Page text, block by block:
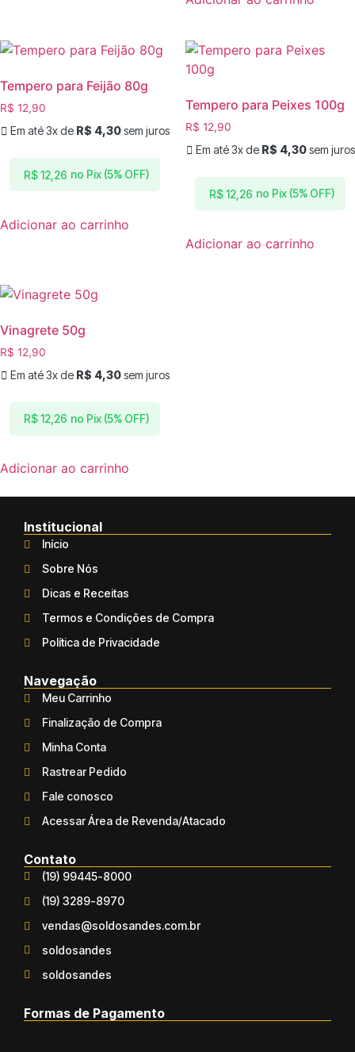
Tempero para Feijão 80g
R$ 12,90
R$12,26 no Pix (5% OFF)
Em até 3x de R$ 4,30sem juros
Adicionar ao carrinho
Tempero para Peixes 100g
R$ 12,90
R$12,26 no Pix (5% OFF)
Em até 3x de R$ 4,30sem juros
Adicionar ao carrinho
Vinagrete 50g
R$ 12,90
R$12,26 no Pix (5% OFF)
Em até 3x de R$ 4,30sem juros
Adicionar ao carrinho
Institucional
Início
Sobre Nós
Dicas e Receitas
Termos e Condições de Compra
Política de Privacidade
Navegação
Meu Carrinho
Finalização de Compra
Minha Conta
Rastrear Pedido
Fale conosco
Acessar Área de Revenda/Atacado
Contato
(19) 99445-8000
(19) 3289-8970
vendas@soldosandes.com.br
soldosandes
soldosandes
Formas de Pagamento